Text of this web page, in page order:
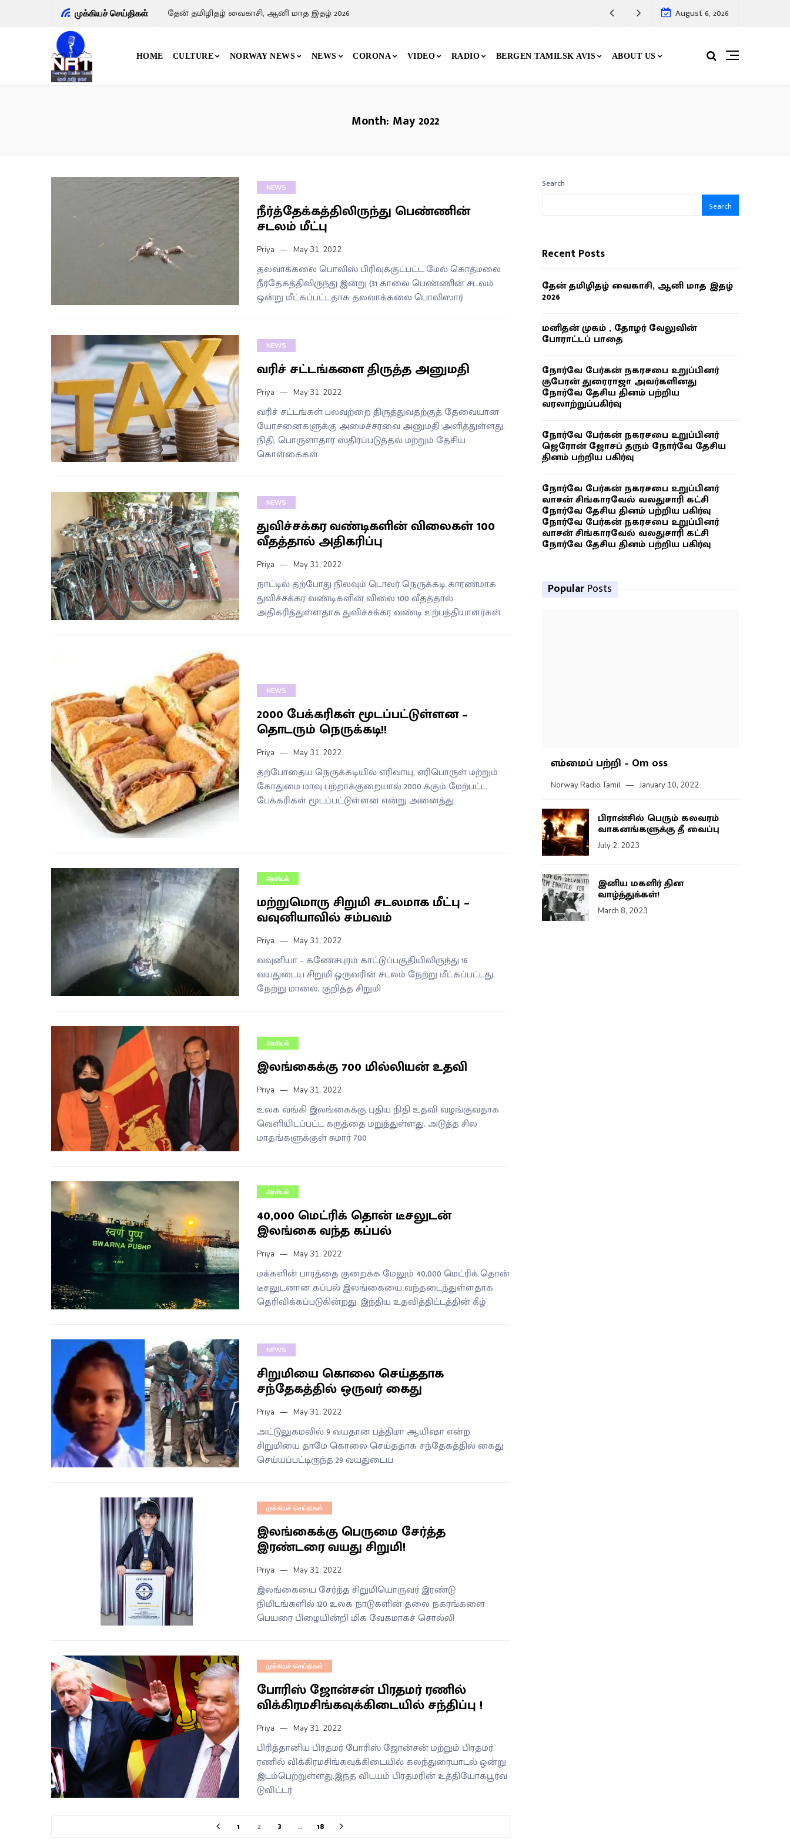
முக்கியச் செய்திகள் மனிதன் முகம் , தோழர் வேலுவின் போராட்டப் பாதை August 6, 2026
HOME CULTURE NORWAY NEWS NEWS CORONA VIDEO RADIO BERGEN TAMILSK AVIS ABOUT US
Month: May 2022
NEWS
நீர்த்தேக்கத்திலிருந்து பெண்ணின்
சடலம் மீட்பு
Priya May 31, 2022
தலவாக்கலை பொலிஸ் பிரிவுக்குட்பட்ட மேல் கொத்மலை
நீர்தேகத்திலிருந்து இன்று (31 காலை பெண்ணின் சடலம்
ஒன்று மீட்கப்பட்டதாக தலவாக்கலை பொலிஸார்
NEWS
வரிச் சட்டங்களை திருத்த அனுமதி
Priya May 31, 2022
வரிச் சட்டங்கள் பலவற்றை திருத்துவதற்குத் தேவையான
யோசனைகளுக்கு அமைச்சரவை அனுமதி அளித்துள்ளது.
நிதி, பொருளாதார ஸ்திரப்படுத்தல் மற்றும் தேசிய
கொள்கைகள்
NEWS
துவிச்சக்கர வண்டிகளின் விலைகள் 100
வீதத்தால் அதிகரிப்பு
Priya May 31, 2022
நாட்டில் தற்போது நிலவும் டொலர் நெருக்கடி காரணமாக
துவிச்சக்கர வண்டிகளின் விலை 100 வீதத்தால்
அதிகரித்துள்ளதாக துவிச்சக்கர வண்டி உற்பத்தியாளர்கள்
NEWS
2000 பேக்கரிகள் மூடப்பட்டுள்ளன –
தொடரும் நெருக்கடி!!
Priya May 31, 2022
தற்போதைய நெருக்கடியில் எரிவாயு, எரிபொருள் மற்றும்
கோதுமை மாவு பற்றாக்குறையால் 2000 க்கும் மேற்பட்ட
பேக்கரிகள் மூடப்பட்டுள்ளன என்று அனைத்து
அரசியல்
மற்றுமொரு சிறுமி சடலமாக மீட்பு –
வவுனியாவில் சம்பவம்
Priya May 31, 2022
வவுனியா – கணேசபுரம் காட்டுப்பகுதியிலிருந்து 16
வயதுடைய சிறுமி ஒருவரின் சடலம் நேற்று மீட்கப்பட்டது.
நேற்று மாலை, குறித்த சிறுமி
அரசியல்
இலங்கைக்கு 700 மில்லியன் உதவி
Priya May 31, 2022
உலக வங்கி இலங்கைக்கு புதிய நிதி உதவி வழங்குவதாக
வெளியிடப்பட்ட கருத்தை மறுத்துள்ளது. அடுத்த சில
மாதங்களுக்குள் சுமார் 700
அரசியல்
40,000 மெட்ரிக் தொன் டீசலுடன்
இலங்கை வந்த கப்பல்
Priya May 31, 2022
மக்களின் பாரத்தை குறைக்க மேலும் 40,000 மெட்ரிக் தொன்
டீசலுடனான கப்பல் இலங்கையை வந்தடைந்துள்ளதாக
தெரிவிக்கப்படுகின்றது. இந்திய உதவித்திட்டத்தின் கீழ்
NEWS
சிறுமியை கொலை செய்ததாக
சந்தேகத்தில் ஒருவர் கைது
Priya May 31, 2022
அட்டுலுகமவில் 9 வயதான பத்திமா ஆயிஷா என்ற
சிறுமியை தாமே கொலை செய்ததாக சந்தேகத்தில் கைது
செய்யப்பட்டிருந்த 29 வயதுடைய
முக்கியச் செய்திகள்
இலங்கைக்கு பெருமை சேர்த்த
இரண்டரை வயது சிறுமி!
Priya May 31, 2022
இலங்கையை சேர்ந்த சிறுமியொருவர் இரண்டு
நிமிடங்களில் 120 உலக நாடுகளின் தலை நகரங்களை
பெயரை பிழையின்றி மிக வேகமாகச் சொல்லி
முக்கியச் செய்திகள்
போரிஸ் ஜோன்சன் பிரதமர் ரணில்
விக்கிரமசிங்கவுக்கிடையில் சந்திப்பு !
Priya May 31, 2022
பிரித்தானிய பிரதமர் போரிஸ் ஜோன்சன் மற்றும் பிரதமர்
ரணில் விக்கிரமசிங்கவுக்கிடையில் கலந்துரையாடல் ஒன்று
இடம்பெற்றுள்ளது.இந்த விடயம் பிரதமரின் உத்தியோகபூர்வ
டுவிட்டர்
1 2 3 … 18
Search
Search
Recent Posts
தேன் தமிழிதழ் வைகாசி, ஆனி மாத இதழ்
2026
மனிதன் முகம் , தோழர் வேலுவின்
போராட்டப் பாதை
நோர்வே பேர்கன் நகரசபை உறுப்பினர்
குபேரன் துரைராஜா அவர்களினது
நோர்வே தேசிய தினம் பற்றிய
வரலாற்றுப்பகிர்வு
நோர்வே பேர்கன் நகரசபை உறுப்பினர்
ஜெரோன் ஜோசப் தரும் நோர்வே தேசிய
தினம் பற்றிய பகிர்வு
நோர்வே பேர்கன் நகரசபை உறுப்பினர்
வாசன் சிங்காரவேல் வலதுசாரி கட்சி
நோர்வே தேசிய தினம் பற்றிய பகிர்வு
நோர்வே பேர்கன் நகரசபை உறுப்பினர்
வாசன் சிங்காரவேல் வலதுசாரி கட்சி
நோர்வே தேசிய தினம் பற்றிய பகிர்வு
Popular Posts
எம்மைப் பற்றி – Om oss
Norway Radio Tamil January 10, 2022
பிரான்சில் பெரும் கலவரம்
வாகனங்களுக்கு தீ வைப்பு
July 2, 2023
இனிய மகளிர் தின
வாழ்த்துக்கள்!
March 8, 2023